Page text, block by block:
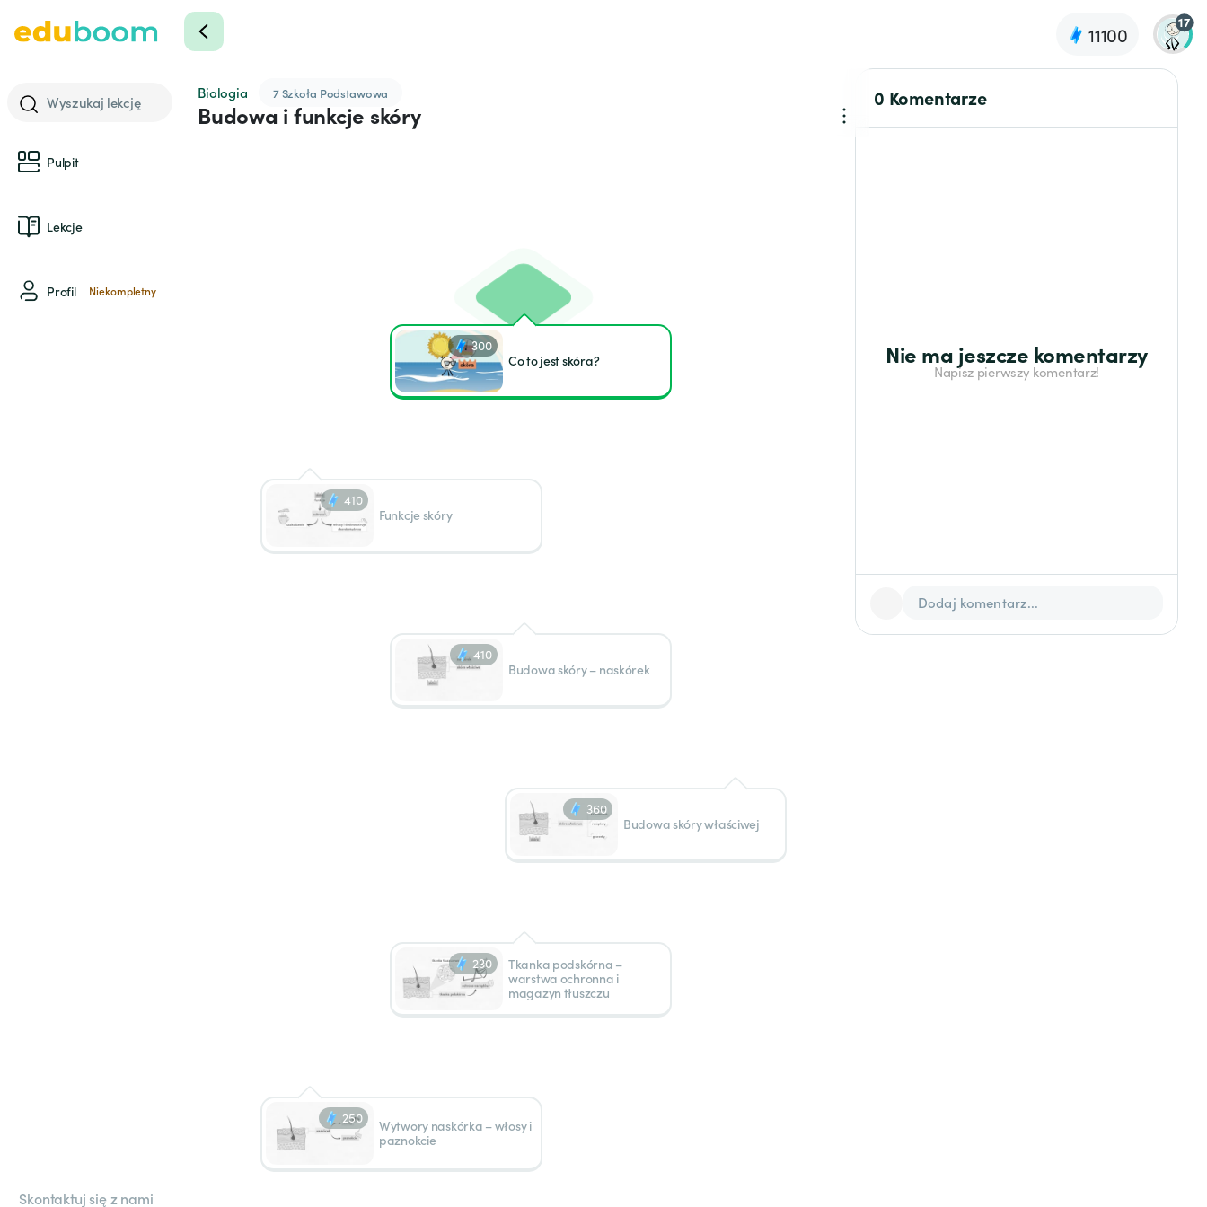
11100
17
Wyszukaj lekcję
Pulpit
Lekcje
Profil Niekompletny
Skontaktuj się z nami
Biologia 7 Szkoła Podstawowa
Budowa i funkcje skóry
300
Co to jest skóra?
410
Funkcje skóry
410
Budowa skóry – naskórek
360
Budowa skóry właściwej
230
Tkanka podskórna –
warstwa ochronna i
magazyn tłuszczu
250
Wytwory naskórka – włosy i
paznokcie
0 Komentarze
Nie ma jeszcze komentarzy
Napisz pierwszy komentarz!